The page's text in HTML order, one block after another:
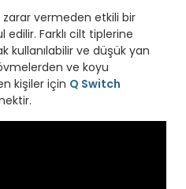
vermeden etkili bir
Farklı cilt tiplerine
kullanılabilir ve düşük yan
ve koyu
kişiler için Q Switch